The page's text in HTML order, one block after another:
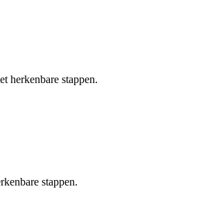
herkenbare stappen.
stappen.